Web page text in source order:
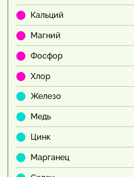
Кальций
Магний
Фосфор
Хлор
Железо
Медь
Цинк
Марганец